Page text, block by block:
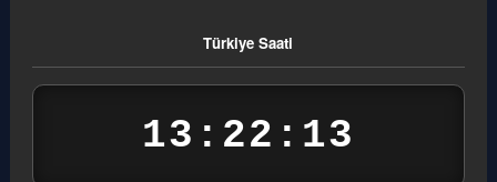
Türkiye Saati
13:22:14